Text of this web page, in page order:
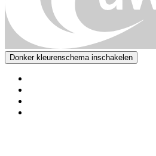
Donker kleurenschema inschakelen